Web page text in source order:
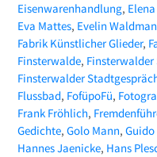
Eisenwarenhandlung
Eva Mattes Evelin
Fabrik Künstlicher Glieder
Finsterwalde Finsterwalder
Finsterwalder
Flussbad FofüpoFü
Frank Fröhlich
Gedichte Golo Mann
Hannes Jaenicke Hans